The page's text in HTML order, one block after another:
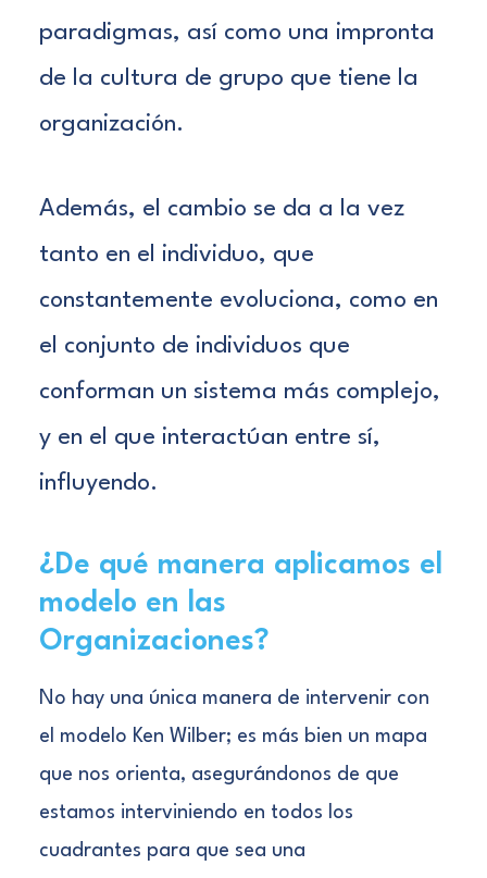
paradigmas, así como una impronta
de la cultura de grupo que tiene la
organización.
Además, el cambio se da a la vez
tanto en el individuo, que
constantemente evoluciona, como en
el conjunto de individuos que
conforman un sistema más complejo,
y en el que interactúan entre sí,
influyendo.
¿De qué manera aplicamos el
modelo en las
Organizaciones?
No hay una única manera de intervenir con
el modelo Ken Wilber; es más bien un mapa
que nos orienta, asegurándonos de que
estamos interviniendo en todos los
cuadrantes para que sea una